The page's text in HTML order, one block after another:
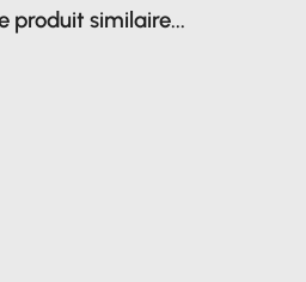
produit similaire...